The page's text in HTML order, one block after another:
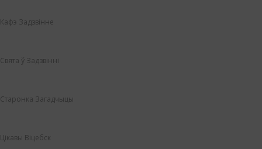
Кафэ Задзвінне
Свята ў Задзвінні
Старонка Загадчыцы
Цікавы Віцебск